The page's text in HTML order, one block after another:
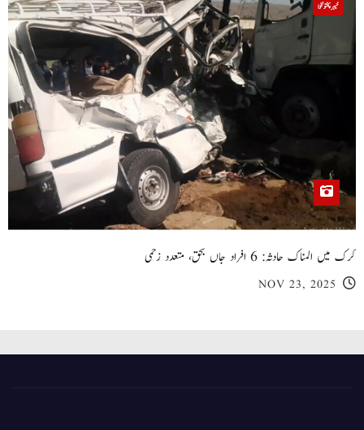
خیبر پختونخوا
کرک میں المناک حادثہ: 6 افراد جاں بحق، متعدد زخمی
NOV 23, 2025